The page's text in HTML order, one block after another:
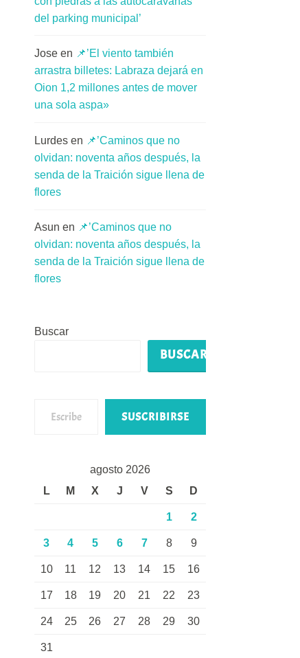
del parking municipal’
Jose en 📌’El viento también
arrastra billetes: Labraza dejará en
Oion 1,2 millones antes de mover
una sola aspa»
Lurdes en 📌’Caminos que no
olvidan: noventa años después, la
senda de la Traición sigue llena de
flores
Asun en 📌’Caminos que no
olvidan: noventa años después, la
senda de la Traición sigue llena de
flores
Buscar
BUSCAR
SUSCRIBIRSE
agosto 2026
L
M X J V S D
1 2
3 4 5 6 7 8 9
10 11 12 13 14 15 16
17 18 19 20 21 22 23
24 25 26 27 28 29 30
31